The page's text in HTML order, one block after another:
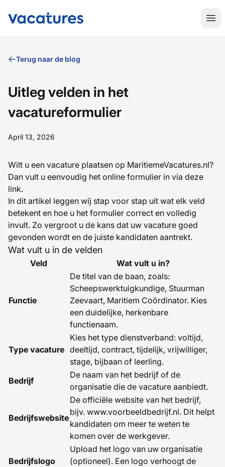
MaritiemeVacatures.nl
Terug naar de blog
Uitleg velden in het
vacatureformulier
April 13, 2026
Wilt u een vacature plaatsen op MaritiemeVacatures.nl?
Dan vult u eenvoudig het online formulier in via deze
link.
In dit artikel leggen wij stap voor stap uit wat elk veld
betekent en hoe u het formulier correct en volledig
invult. Zo vergroot u de kans dat uw vacature goed
gevonden wordt en de juiste kandidaten aantrekt.
Wat vult u in de velden
Veld Wat vult u in?
Functie
De titel van de baan, zoals:
Scheepswerktuigkundige, Stuurman
Zeevaart, Maritiem Coördinator. Kies
een duidelijke, herkenbare
functienaam.
Type vacature
Kies het type dienstverband: voltijd,
deeltijd, contract, tijdelijk, vrijwilliger,
stage, bijbaan of leerling.
Bedrijf
De naam van het bedrijf of de
organisatie die de vacature aanbiedt.
Bedrijfswebsite
De officiële website van het bedrijf,
bijv. www.voorbeeldbedrijf.nl. Dit helpt
kandidaten om meer te weten te
komen over de werkgever.
Bedrijfslogo
Upload het logo van uw organisatie
(optioneel). Een logo verhoogt de